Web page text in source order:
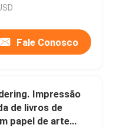
Fale Conosco
Impressão
de livros de
papel de arte